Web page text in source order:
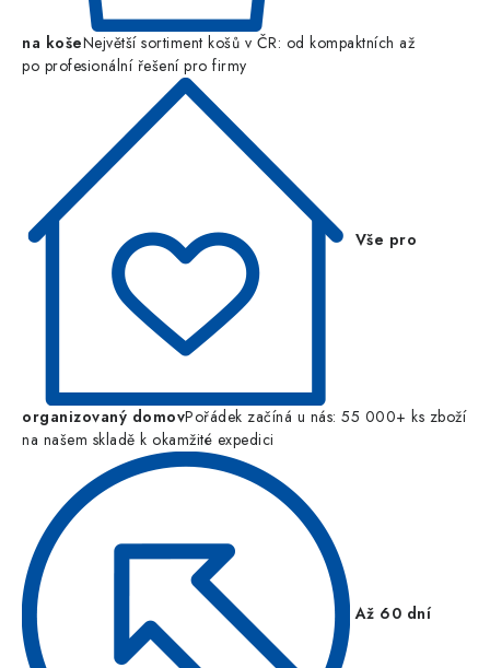
na košeNejvětší sortiment košů v ČR: od kompaktních až
po profesionální řešení pro firmy
Vše pro
organizovaný domovPořádek začíná u nás: 55 000+ ks zboží
na našem skladě k okamžité expedici
Až 60 dní